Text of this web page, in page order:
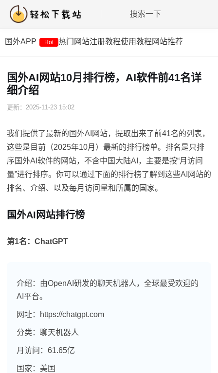
搜索一下
国外APP Hot 热门网站注册教程使用教程 网站推荐
国外AI网站10月排行榜，AI软件前41名详
细介绍
更新：2025-11-23 15:02
我们提供了最新的国外AI网站，提取出来了前41名的列表，
这些是目前（2025年10月）最新的排行榜单。排名是只排
序国外AI软件的网站，不含中国大陆AI，主要是按“月访问
量”进行排序。你可以通过下面的排行榜了解到这些AI网站的
排名、介绍、以及每月访问量和所属的国家。
国外AI网站排行榜
第1名：ChatGPT
介绍：由OpenAI研发的聊天机器人，全球最受欢迎的
AI平台。
网址：https://chatgpt.com
分类：聊天机器人
月访问：61.65亿
国家：美国